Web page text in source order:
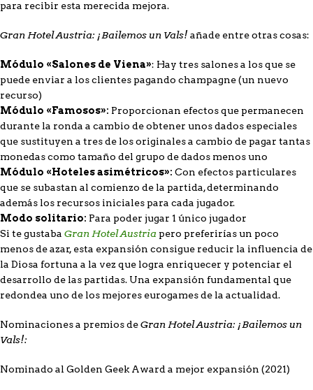
para recibir esta merecida mejora.
Gran Hotel Austria: ¡Bailemos un Vals!añade entre otras cosas:
Módulo «Salones de Viena»: Hay tres salones a los que se
puede enviar a los clientes pagando champagne (un nuevo
recurso)
Módulo «Famosos»: Proporcionan efectos que permanecen
durante la ronda a cambio de obtener unos dados especiales
que sustituyen a tres de los originales a cambio de pagar tantas
monedas como tamaño del grupo de dados menos uno
Módulo «Hoteles asimétricos»: Con efectos particulares
que se subastan al comienzo de la partida, determinando
además los recursos iniciales para cada jugador.
Modo solitario: Para poder jugar 1 único jugador
Si te gustaba Gran Hotel Austria pero preferirías un poco
menos de azar, esta expansión consigue reducir la influencia de
la Diosa fortuna a la vez que logra enriquecer y potenciar el
desarrollo de las partidas. Una expansión fundamental que
redondea uno de los mejores eurogames de la actualidad.
Nominaciones a premios deGran Hotel Austria: ¡Bailemos un
Vals!:
Nominado al Golden Geek Award a mejor expansión (2021)